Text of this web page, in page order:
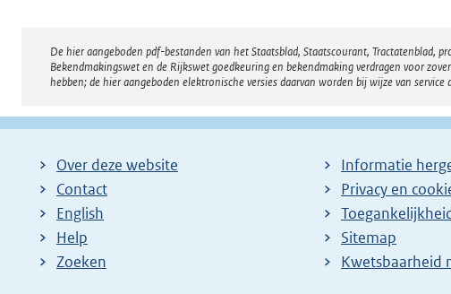
Disclaimer
De hier aangeboden pdf-bestanden van het Staatsblad, Staatscourant, Tractatenblad,
Bekendmakingswet en de Rijkswet goedkeuring en bekendmaking verdragen voor
hebben; de hier aangeboden elektronische versies daarvan worden bij wijze van service
Over deze website
Contact
English
Help
Zoeken
Informatie
Privacy en
Sitemap
E
Kwetsbaarheid